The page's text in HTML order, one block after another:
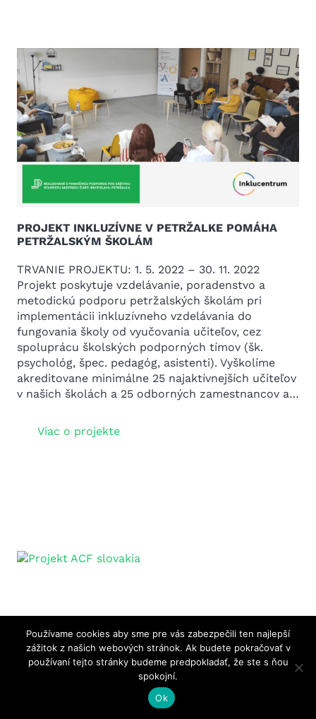
PROJEKT INKLUZÍVNE V PETRŽALKE POMÁHA
PETRŽALSKÝM ŠKOLÁM
TRVANIE PROJEKTU: 1. 5. 2022 – 30. 11. 2022
Projekt poskytuje vzdelávanie, poradenstvo a
metodickú podporu petržalských školám pri
implementácii inkluzívneho vzdelávania do
fungovania školy od vyučovania učiteľov, cez
spoluprácu školských podporných tímov (šk.
psychológ, špec. pedagóg, asistenti). Vyškolíme
akreditovane minimálne 25 najaktívnejších učiteľov
v našich školách a 25 odborných zamestnancov a…
Viac o projekte
Používame cookies aby sme pre vás zabezpečili ten najlepší
zážitok z našich webových stránok. Ak budete pokračovať v
používaní tejto stránky budeme predpokladať, že ste s ňou
spokojní.
Ok